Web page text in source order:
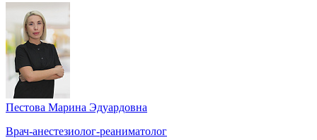
Пестова Марина Эдуардовна
Врач-анестезиолог-реаниматолог